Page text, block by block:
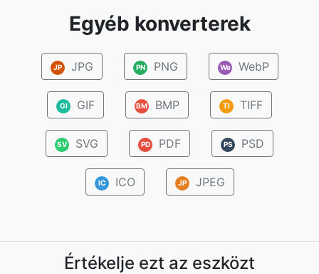
Egyéb konverterek
JP JPG PN PNG We WebP
GI GIF BM BMP TI TIFF
SV SVG PD PDF PS PSD
IC ICO JP JPEG
Értékelje ezt az eszközt